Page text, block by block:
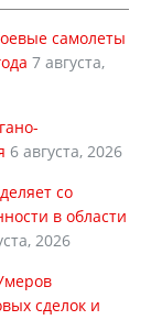
самолеты
7 августа,
6 августа, 2026
со
в области
2026
сделок и